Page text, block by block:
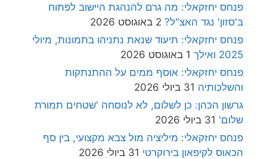
פנחס יחזקאלי: מה גרם להנהגת היישוב לפתוח
ב'סזון' נגד האצ"ל? 2 באוגוסט 2026
פנחס יחזקאלי: תיעוד שנאת נתניהו בתמונות, מיולי
2025 ואילך
1 באוגוסט 2026
פנחס יחזקאלי: אוסף ממים על ההתנתקות
והשלכותיה 31 ביולי 2026
גרשון הכהן: כן לשלום, לא לנוסחה 'שטחים תמורת
שלום' 31 ביולי 2026
פנחס יחזקאלי: מיליציה מול צבא מקצועי, בין סף
הכאוס לקיפאון בירוקרטי 31 ביולי 2026